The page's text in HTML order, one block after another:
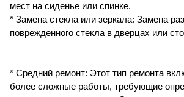
мест на сиденье или спинке.
* Замена стекла или зеркала: Замена
поврежденного стекла в дверцах или
* Средний ремонт: Этот тип ремонта
более сложные работы, требующие